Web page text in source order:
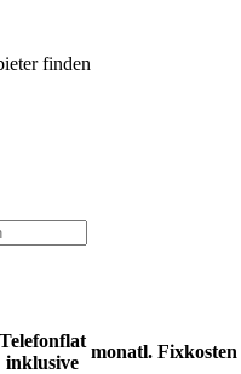
finden
Telefonflat
inklusive
monatl. Fixkosten